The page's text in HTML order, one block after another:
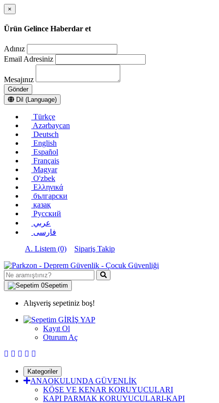
×
Ürün Gelince Haberdar et
Adınız
Email Adresiniz
Mesajınız
Gönder
Dil (Language)
Türkçe
Azərbaycan
Deutsch
English
Español
Français
Magyar
O'zbek
Ελληνικά
български
қазақ
Русский
عربي
فارسی
A. Listem (0)
Sipariş Takip
0Sepetim
Alışveriş sepetiniz boş!
GİRİŞ YAP
Kayıt Ol
Oturum Aç
Kategoriler
ANAOKULUNDA GÜVENLİK
KÖŞE VE KENAR KORUYUCULARI
KAPI PARMAK KORUYUCULARI-KAPI